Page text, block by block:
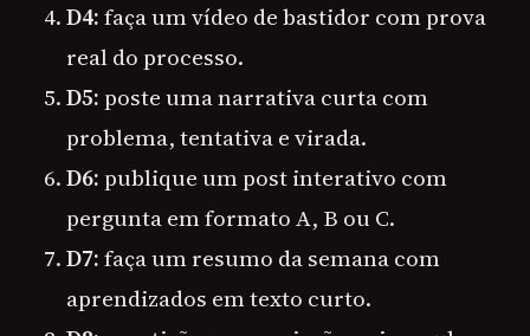
D4:faça um vídeo de bastidor com prova
real do processo.
D5:poste uma narrativa curta com
problema, tentativa e virada.
D6:publique um post interativo com
pergunta em formato A, B ou C.
D7:faça um resumo da semana com
aprendizados em texto curto.